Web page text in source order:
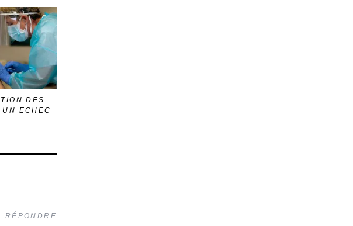
DES
ECHEC
RÉPONDRE